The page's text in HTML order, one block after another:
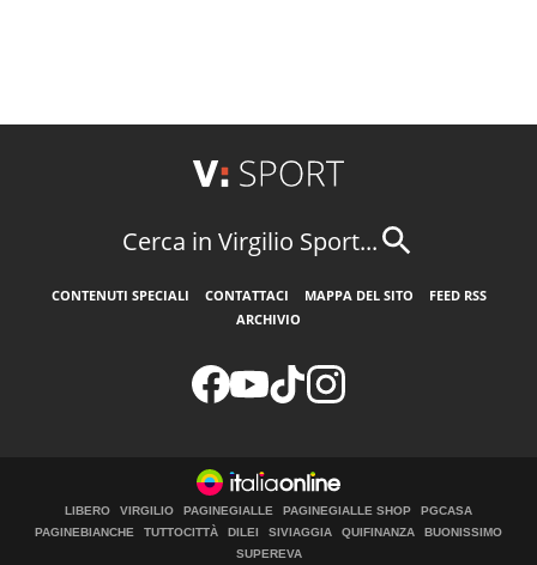
Cerca in Virgilio Sport...
CONTENUTI SPECIALI CONTATTACI MAPPA DEL SITO
FEED RSS
ARCHIVIO
LIBERO VIRGILIO PAGINEGIALLE PAGINEGIALLE SHOP
PGCASA
PAGINEBIANCHE
TUTTOCITTÀ DILEI SIVIAGGIA QUIFINANZA
BUONISSIMO
SUPEREVA